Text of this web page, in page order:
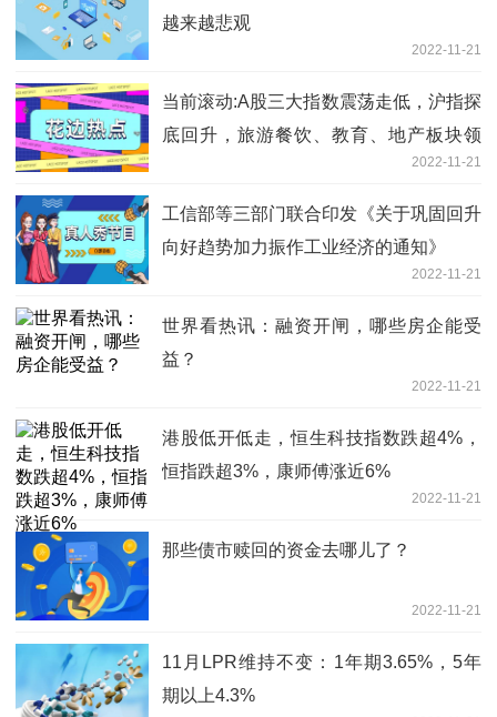
越来越悲观
2022-11-21
当前滚动:A股三大指数震荡走低，沪指探
底回升，旅游餐饮、教育、地产板块领
2022-11-21
工信部等三部门联合印发《关于巩固回升
向好趋势加力振作工业经济的通知》
2022-11-21
世界看热讯：融资开闸，哪些房企能受
益？
2022-11-21
港股低开低走，恒生科技指数跌超4%，
恒指跌超3%，康师傅涨近6%
2022-11-21
那些债市赎回的资金去哪儿了？
2022-11-21
11月LPR维持不变：1年期3.65%，5年
期以上4.3%